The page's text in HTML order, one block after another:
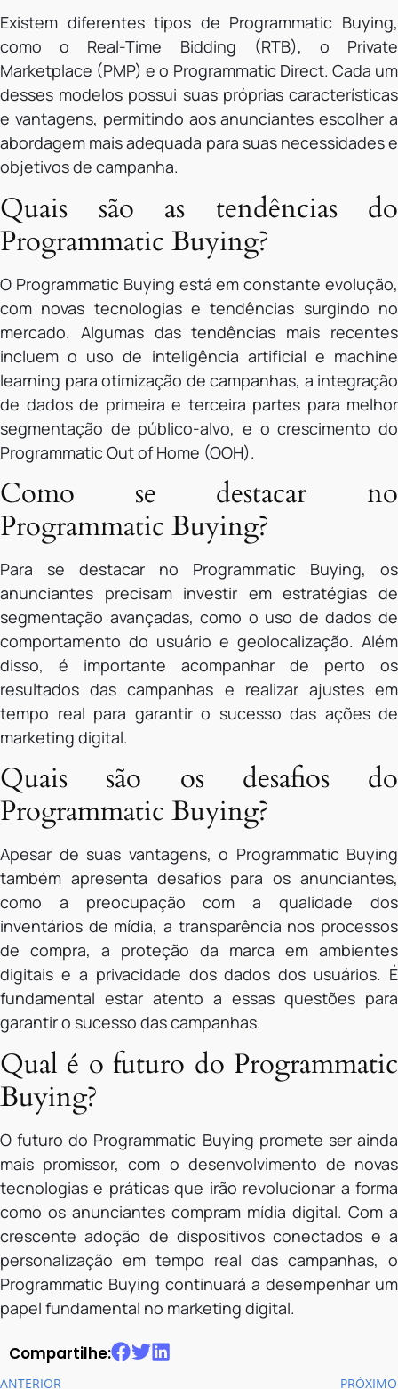
Existem diferentes tipos de Programmatic Buying,
como o Real-Time Bidding (RTB), o Private
Marketplace (PMP) e o Programmatic Direct. Cada um
desses modelos possui suas próprias características
e vantagens, permitindo aos anunciantes escolher a
abordagem mais adequada para suas necessidades e
objetivos de campanha.
Quais são as tendências do
Programmatic Buying?
O Programmatic Buying está em constante evolução,
com novas tecnologias e tendências surgindo no
mercado. Algumas das tendências mais recentes
incluem o uso de inteligência artificial e machine
learning para otimização de campanhas, a integração
de dados de primeira e terceira partes para melhor
segmentação de público-alvo, e o crescimento do
Programmatic Out of Home (OOH).
Como se destacar no
Programmatic Buying?
Para se destacar no Programmatic Buying, os
anunciantes precisam investir em estratégias de
segmentação avançadas, como o uso de dados de
comportamento do usuário e geolocalização. Além
disso, é importante acompanhar de perto os
resultados das campanhas e realizar ajustes em
tempo real para garantir o sucesso das ações de
marketing digital.
Quais são os desafios do
Programmatic Buying?
Apesar de suas vantagens, o Programmatic Buying
também apresenta desafios para os anunciantes,
como a preocupação com a qualidade dos
inventários de mídia, a transparência nos processos
de compra, a proteção da marca em ambientes
digitais e a privacidade dos dados dos usuários. É
fundamental estar atento a essas questões para
garantir o sucesso das campanhas.
Qual é o futuro do Programmatic
Buying?
O futuro do Programmatic Buying promete ser ainda
mais promissor, com o desenvolvimento de novas
tecnologias e práticas que irão revolucionar a forma
como os anunciantes compram mídia digital. Com a
crescente adoção de dispositivos conectados e a
personalização em tempo real das campanhas, o
Programmatic Buying continuará a desempenhar um
papel fundamental no marketing digital.
Compartilhe:
ANTERIOR PRÓXIMO